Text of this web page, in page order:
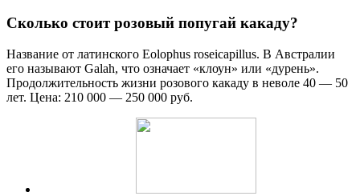
Сколько стоит розовый попугай какаду?
Название от латинского Eolophus roseicapillus. В Австралии
его называют Galah, что означает «клоун» или «дурень».
Продолжительность жизни розового какаду в неволе 40 — 50
лет. Цена: 210 000 — 250 000 руб.